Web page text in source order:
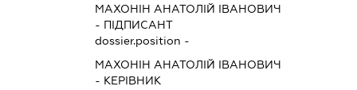
МАХОНІН АНАТОЛІЙ ІВАНОВИЧ
- ПІДПИСАНТ
dossier.position -
МАХОНІН АНАТОЛІЙ ІВАНОВИЧ
- КЕРІВНИК